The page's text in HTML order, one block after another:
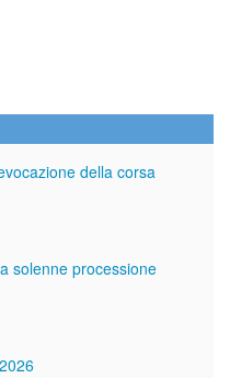
della corsa
solenne processione